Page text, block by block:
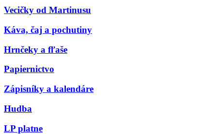
Vecičky od Martinusu
Káva, čaj a pochutiny
Hrnčeky a fľaše
Papiernictvo
Zápisníky a kalendáre
Hudba
LP platne